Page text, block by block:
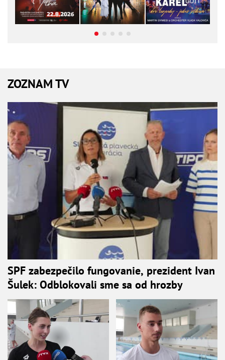
ZOZNAM TV
SPF zabezpečilo fungovanie, prezident Ivan
Šulek: Odblokovali sme sa od hrozby